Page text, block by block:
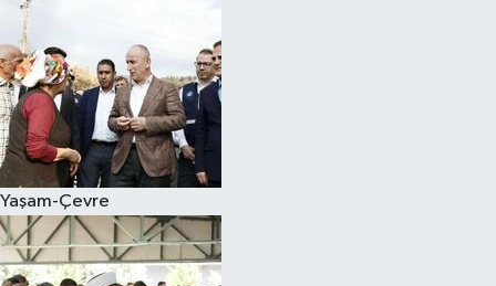
Yaşam-Çevre
Kültür Sanat
Sağlık
Siyaset
Teknoloji
Televizyon